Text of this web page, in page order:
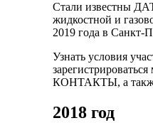
Стали известны
жидкостной и
2019 года в Санкт-
Узнать условия
КОНТАКТЫ, а также
2018 год